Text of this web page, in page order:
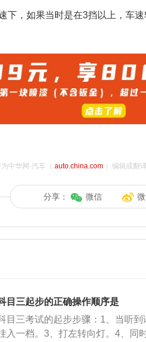
下，如果当时是在3挡以上，车
中华网·汽车（ auto.china.com）编辑或翻
分享： 微信
目三起步的正确操作顺序是
目三考试的起步步骤：1、当听
入一档。3、打左转向灯。4、同